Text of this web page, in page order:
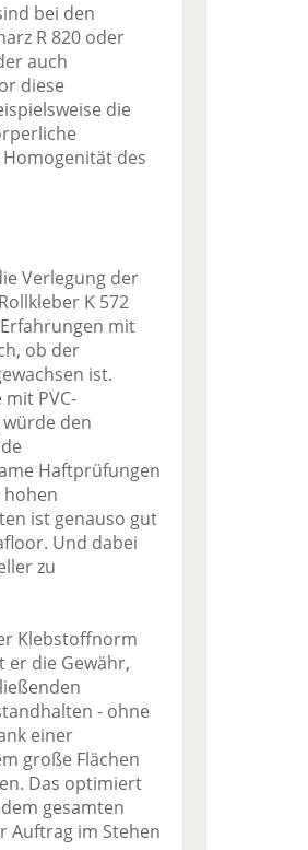
bei den
R 820 oder
auch
diese
die
des
Verlegung der
K 572
mit
ob der
ist.
PVC-
den
Haftprüfungen
ist genauso gut
Und dabei
zu
Klebstoffnorm
er die Gewähr,
- ohne
einer
große Flächen
Das optimiert
gesamten
Auftrag im Stehen